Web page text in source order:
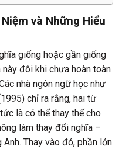
và Những Hiểu
giống hoặc gần giống
đôi khi chưa hoàn toàn
nhà ngôn ngữ học như
chỉ ra rằng, hai từ
là có thể thay thế cho
làm thay đổi nghĩa –
Thay vào đó, phần lớn